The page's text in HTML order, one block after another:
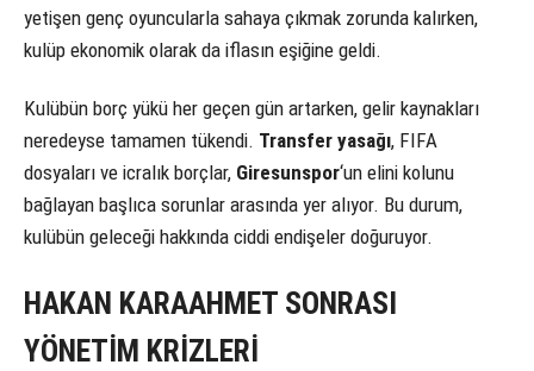
yetişen genç oyuncularla sahaya çıkmak zorunda kalırken,
kulüp ekonomik olarak da iflasın eşiğine geldi.
Kulübün borç yükü her geçen gün artarken, gelir kaynakları
neredeyse tamamen tükendi. Transfer yasağı, FIFA
dosyaları ve icralık borçlar, Giresunspor‘un elini kolunu
bağlayan başlıca sorunlar arasında yer alıyor. Bu durum,
kulübün geleceği hakkında ciddi endişeler doğuruyor.
HAKAN KARAAHMET SONRASI
YÖNETİM KRİZLERİ